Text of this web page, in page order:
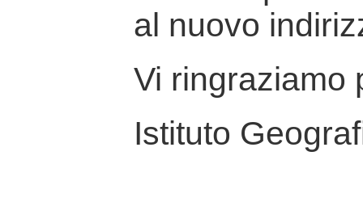
al nuovo
Vi ringraziamo
Istituto